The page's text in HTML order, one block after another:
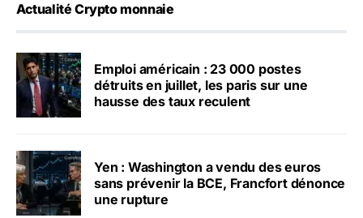
Actualité Crypto monnaie
Emploi américain : 23 000 postes
détruits en juillet, les paris sur une
hausse des taux reculent
Yen : Washington a vendu des euros
sans prévenir la BCE, Francfort dénonce
une rupture